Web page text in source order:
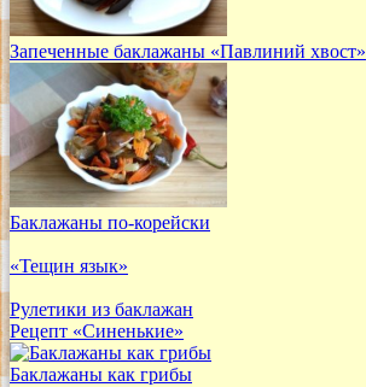
Запеченные баклажаны «Павлиний хвост»
Баклажаны по-корейски
«Тещин язык»
Рулетики из баклажан
Рецепт «Синенькие»
Баклажаны как грибы